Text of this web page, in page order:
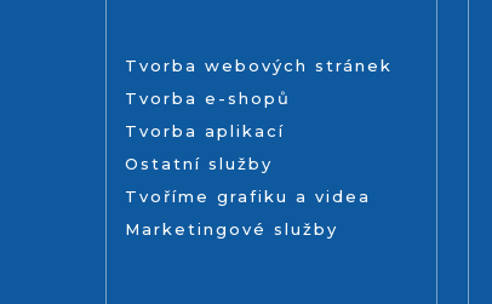
Tvorba webových stránek
Tvorba e-shopů
Tvorba aplikací
Ostatní služby
Tvoříme grafiku a videa
Marketingové služby